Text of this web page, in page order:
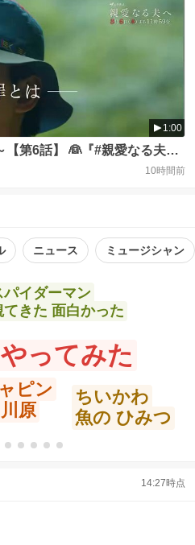
1:00
【第6話】 👰『#親愛なる夫へ
#尾崎匠海（#INI）
10時間前
ニュース ミュージシャン
ってみた
ピン
原
ちいかわ
魚の ひみつ
パイダーマン
てきた 面白かった
14:27時点